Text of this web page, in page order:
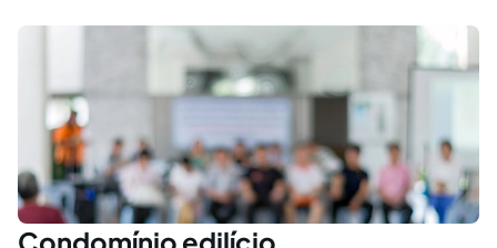
do condomínio edilício.
Condomínio edilício